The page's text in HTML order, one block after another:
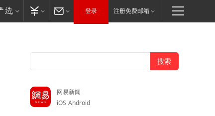
登录 注册免费邮箱
网易新闻
iOS Android